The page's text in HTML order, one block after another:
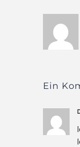
Ein